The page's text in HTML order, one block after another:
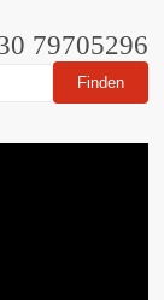
79705296